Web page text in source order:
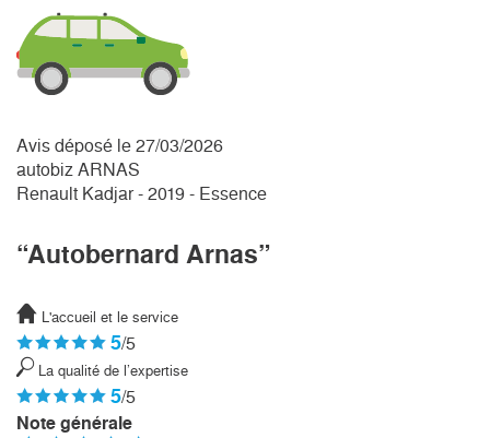
Avis déposé le 27/03/2026
autobiz ARNAS
Renault Kadjar - 2019 - Essence
“Autobernard Arnas”
L'accueil et le service
5/5
La qualité de l’expertise
5/5
Note générale